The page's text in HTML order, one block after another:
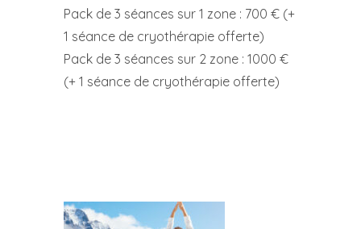
Pack de 3 séances sur 1 zone : 700 € (+
1 séance de cryothérapie offerte)
Pack de 3 séances sur 2 zone : 1000 €
(+ 1 séance de cryothérapie offerte)